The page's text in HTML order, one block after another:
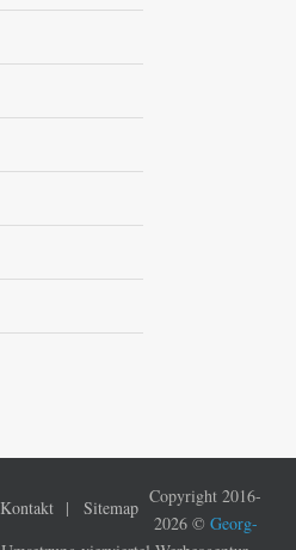
Kontakt Sitemap
Copyright 2016-
2026 © Georg-